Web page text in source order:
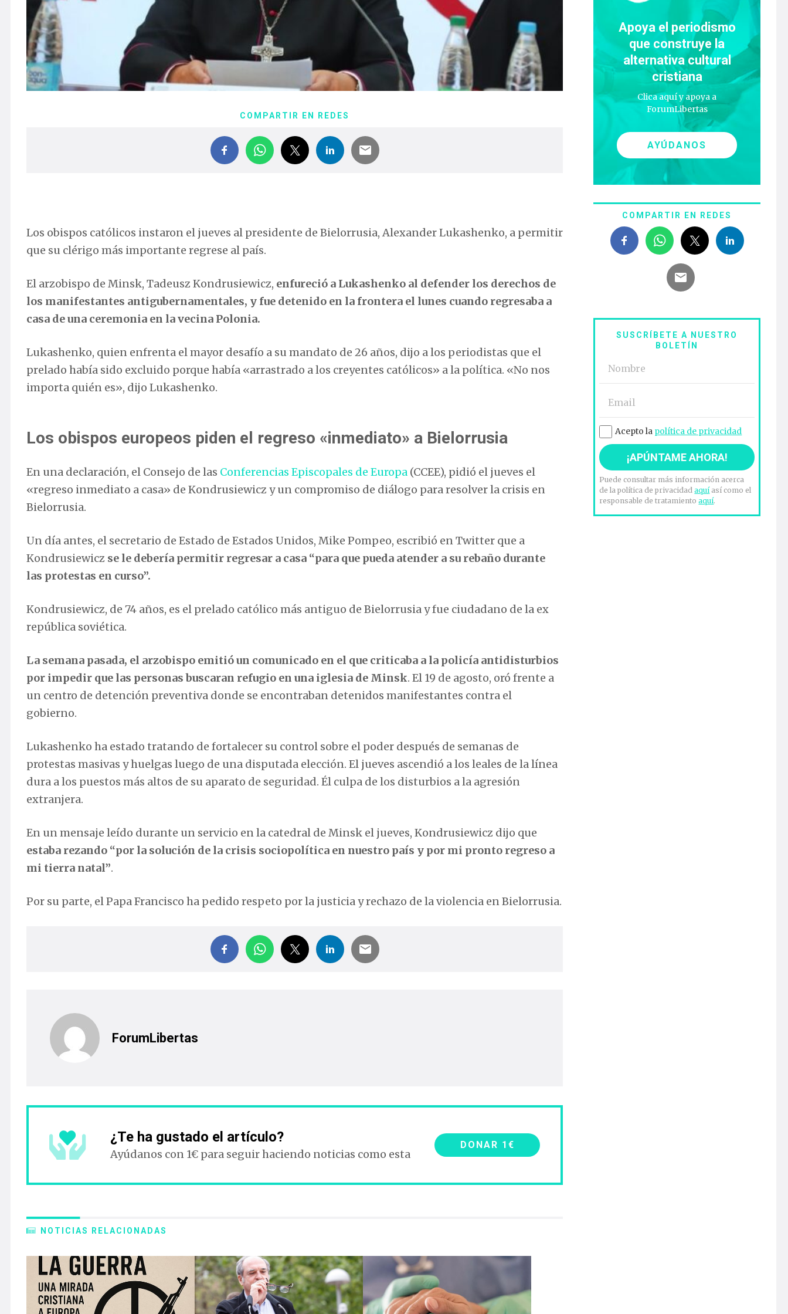
COMPARTIR EN REDES
Los obispos católicos instaron el jueves al presidente de Bielorrusia, Alexander Lukashenko, a permitir
que su clérigo más importante regrese al país.
El arzobispo de Minsk, Tadeusz Kondrusiewicz, enfureció a Lukashenko al defender los derechos de
los manifestantes antigubernamentales, y fue detenido en la frontera el lunes cuando regresaba a
casa de una ceremonia en la vecina Polonia.
Lukashenko, quien enfrenta el mayor desafío a su mandato de 26 años, dijo a los periodistas que el
prelado había sido excluido porque había «arrastrado a los creyentes católicos» a la política. «No nos
importa quién es», dijo Lukashenko.
Los obispos europeos piden el regreso «inmediato» a Bielorrusia
En una declaración, el Consejo de las Conferencias Episcopales de Europa (CCEE), pidió el jueves el
«regreso inmediato a casa» de Kondrusiewicz y un compromiso de diálogo para resolver la crisis en
Bielorrusia.
Un día antes, el secretario de Estado de Estados Unidos, Mike Pompeo, escribió en Twitter que a
Kondrusiewicz se le debería permitir regresar a casa “para que pueda atender a su rebaño durante
las protestas en curso”.
Kondrusiewicz, de 74 años, es el prelado católico más antiguo de Bielorrusia y fue ciudadano de la ex
república soviética.
La semana pasada, el arzobispo emitió un comunicado en el que criticaba a la policía antidisturbios
por impedir que las personas buscaran refugio en una iglesia de Minsk. El 19 de agosto, oró frente a
un centro de detención preventiva donde se encontraban detenidos manifestantes contra el
gobierno.
Lukashenko ha estado tratando de fortalecer su control sobre el poder después de semanas de
protestas masivas y huelgas luego de una disputada elección. El jueves ascendió a los leales de la línea
dura a los puestos más altos de su aparato de seguridad. Él culpa de los disturbios a la agresión
extranjera.
En un mensaje leído durante un servicio en la catedral de Minsk el jueves, Kondrusiewicz dijo que
estaba rezando “por la solución de la crisis sociopolítica en nuestro país y por mi pronto regreso a
mi tierra natal”.
Por su parte, el Papa Francisco ha pedido respeto por la justicia y rechazo de la violencia en Bielorrusia.
ForumLibertas
¿Te ha gustado el artículo?
Ayúdanos con 1€ para seguir haciendo noticias como esta
DONAR 1€
NOTICIAS RELACIONADAS
Apoya el periodismo
que construye la
alternativa cultural
cristiana
Clica aquí y apoya a
ForumLibertas
AYÚDANOS
COMPARTIR EN REDES
SUSCRÍBETE A NUESTRO
BOLETÍN
Acepto la política de privacidad
Puede consultar más información acerca
de la política de privacidadaquíasí como el
responsable de tratamientoaquí.